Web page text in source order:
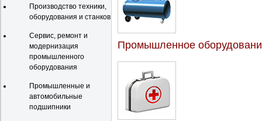
Производство техники,
оборудования и станков
Сервис, ремонт и
модернизация
промышленного
оборудования
Промышленные и
автомобильные
подшипники
Промышленное